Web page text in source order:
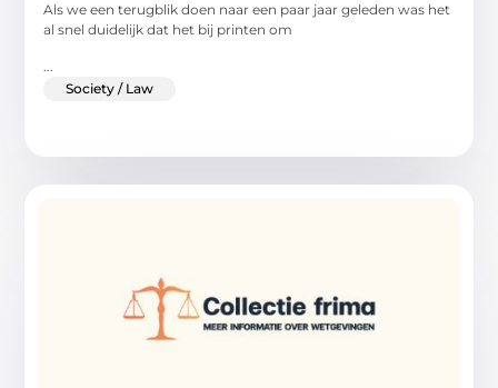
Als we een terugblik doen naar een paar jaar geleden was het
al snel duidelijk dat het bij printen om
Society / Law